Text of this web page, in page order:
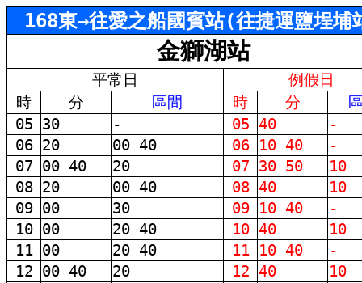
168東→往愛之船國賓站(往捷運鹽埕埔
金獅湖站
平常日
例假日
時
分 區間 時 分
05
30 - 05 40
-
06 20 00 40 06 10 40
-
07
00 40 20 07 30 50
10
08 20 00 40 08 40
10
09 00 30 09 10 40
-
10 00 20 40 10 40
10
11 00 20 40 11 10 40
-
12
00 40 20 12 40
10